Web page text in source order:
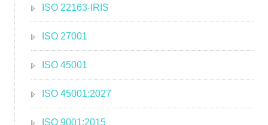
ISO 22163-IRIS
ISO 27001
ISO 45001
ISO 45001:2027
ISO 9001:2015